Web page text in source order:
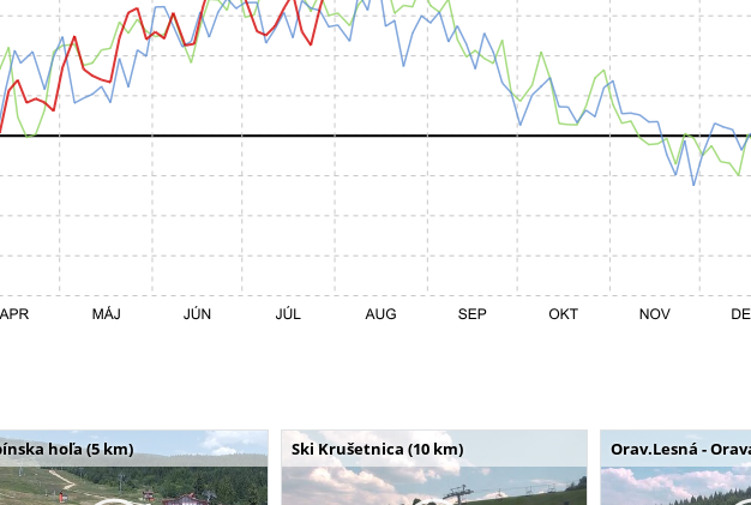
hoľa (5 km) Ski Krušetnica (10 km) Orav.Lesná -